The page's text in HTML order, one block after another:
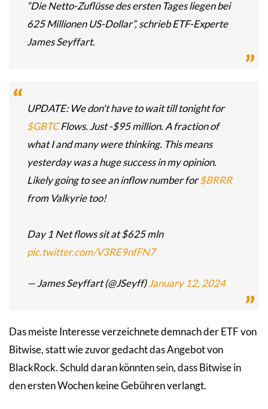
“Die Netto-Zuflüsse des ersten Tages liegen bei
625 Millionen US-Dollar”, schrieb ETF-Experte
James Seyffart.
UPDATE: We don't have to wait till tonight for
$GBTCFlows. Just -$95 million. A fraction of
what I and many were thinking. This means
yesterday was a huge success in my opinion.
Likely going to see an inflow number for$BRRR
from Valkyrie too!
Day 1 Net flows sit at $625 mln
pic.twitter.com/V3RE9nfFN7
— James Seyffart (@JSeyff)January 12, 2024
Das meiste Interesse verzeichnete demnach der ETF von
Bitwise, statt wie zuvor gedacht das Angebot von
BlackRock. Schuld daran könnten sein, dass Bitwise in
den ersten Wochen keine Gebühren verlangt.